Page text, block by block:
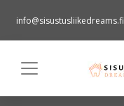
info@sisustusliikedreams.fi